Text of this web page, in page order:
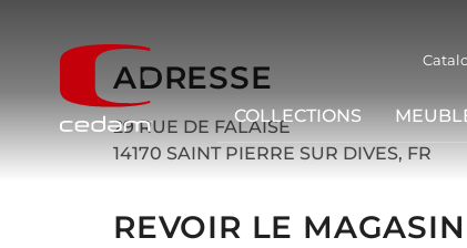
COLLECTIONS
ADRESSE
29 RUE DE FALAISE
14170 SAINT PIERRE SUR DIVES, FR
REVOIR LE MAGASIN